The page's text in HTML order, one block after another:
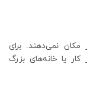
نمی‌دهند. برای
یا خانه‌های بزرگ